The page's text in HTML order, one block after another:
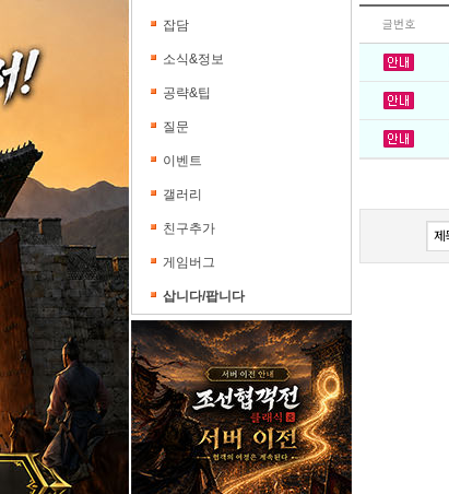
잡담
소식&정보
공략&팁
질문
이벤트
갤러리
친구추가
게임버그
삽니다/팝니다
글번호